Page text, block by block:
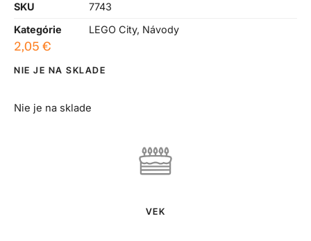
SKU
7743
Kategórie
LEGO City, Návody
2,05 €
NIE JE NA SKLADE
Nie je na sklade
VEK